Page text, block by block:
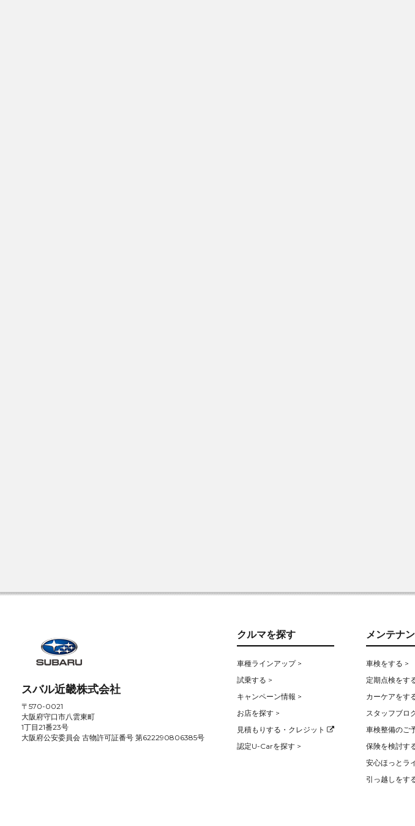
スバル近畿株式会社
〒570-0021
大阪府守口市八雲東町
1丁目21番23号
大阪府公安委員会 古物許可証番号 第622290806385号
クルマを探す
車種ラインアップ >
試乗する >
キャンペーン情報 >
お店を探す >
見積もりする・クレジット
認定U-Carを探す >
メンテナ
車検をする >
定期点検をす
カーケアをす
スタッフブロ
車検整備のご
保険を検討す
安心ほっとラ
引っ越しをす